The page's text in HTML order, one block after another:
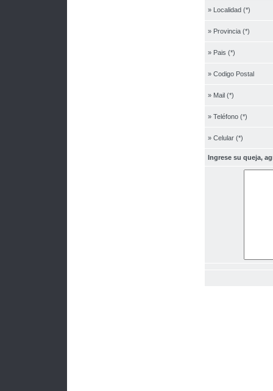
» Localidad (*)
» Provincia (*)
» Pais (*)
» Codigo Postal
» Mail (*)
» Teléfono (*)
» Celular (*)
Ingrese su queja,